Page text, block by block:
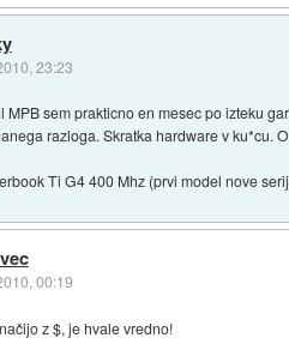
23:23
MPB sem prakticno en mesec po izteku
razloga. Skratka hardware v ku*cu.
Ti G4 400 Mhz (prvi model nove
00:19
z $, je hvale vredno!